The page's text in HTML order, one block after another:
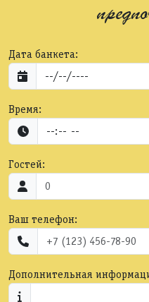
Дата банкета:
Время:
Гостей:
Ваш телефон:
Дополнительная